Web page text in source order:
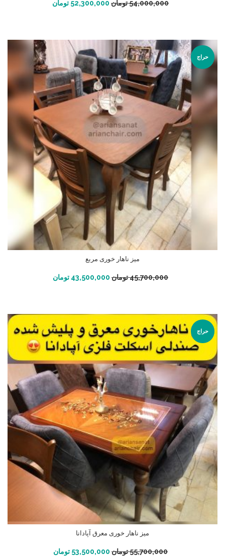
54,000,000تومان 52,300,000 تومان
حراج
میز ناهار خوری مربع
45,700,000تومان 43,500,000 تومان افزودن به سبد خرید
حراج
میز ناهار خوری معرق آپادانا
55,700,000تومان 53,500,000 تومان افزودن به سبد خرید